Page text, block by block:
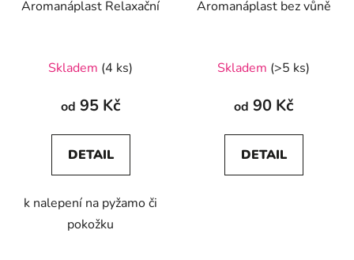
Aromanáplast Relaxační
Skladem (4 ks)
od 95 Kč
DETAIL
k nalepení na pyžamo či
pokožku
Aromanáplast bez vůně
hodnocení
produktu
5,0
z
Skladem (>5 ks)
od 90 Kč
DETAIL